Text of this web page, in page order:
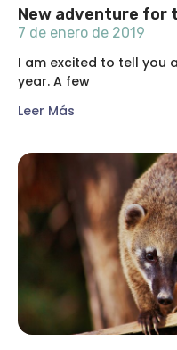
New adventure for
7 de enero de 2019
I am excited to tell you
year. A few
Leer Más